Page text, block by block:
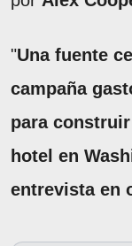
"Una fuente
campaña
para
hotel en
entrevista en